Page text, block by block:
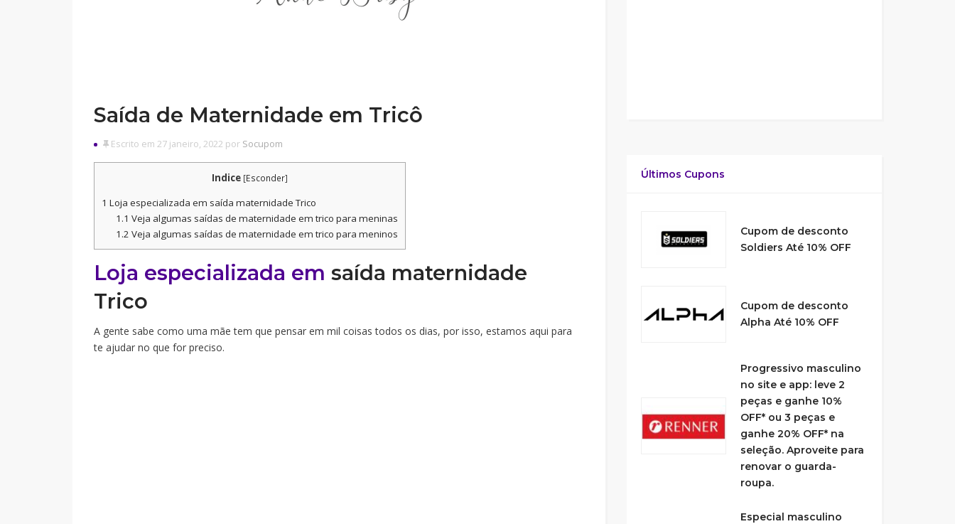
Saída de Maternidade em Tricô
Escrito em 27 janeiro, 2022 por Socupom
Indice [Esconder]
1 Loja especializada em saída maternidade Trico
1.1 Veja algumas saídas de maternidade em trico para meninas
1.2 Veja algumas saídas de maternidade em trico para meninos
Loja especializada em saída maternidade
Trico
A gente sabe como uma mãe tem que pensar em mil coisas todos os dias, por isso, estamos aqui para
te ajudar no que for preciso.
Últimos Cupons
Cupom de desconto
Soldiers Até 10% OFF
Cupom de desconto
Alpha Até 10% OFF
Progressivo masculino
no site e app: leve 2
peças e ganhe 10%
OFF* ou 3 peças e
ganhe 20% OFF* na
seleção. Aproveite para
renovar o guarda-
roupa.
Especial masculino